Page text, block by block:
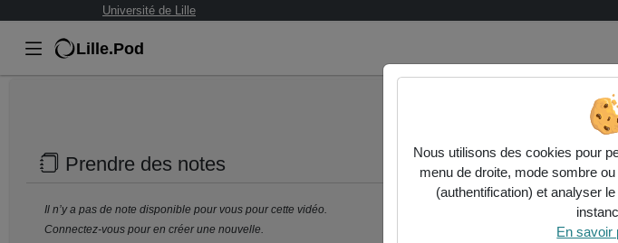
Université de Lille
Lille.Pod
Prendre des notes
Il n’y a pas de note disponible pour vous pour cette vidéo.
Connectez-vous pour en créer une nouvelle.
Nous utilisons des cookies pour
menu de droite, mode sombre
(authentification) et analyser
En savoir